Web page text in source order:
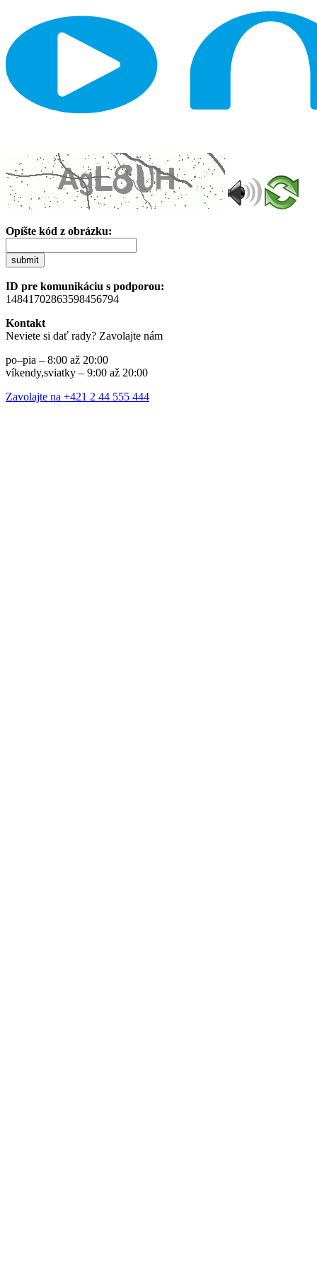
Opíšte kód z obrázku:
submit
ID pre komunikáciu s podporou:
14841702863598456794
Kontakt
Neviete si dať rady? Zavolajte nám
po–pia – 8:00 až 20:00
víkendy,sviatky – 9:00 až 20:00
Zavolajte na +421 2 44 555 444